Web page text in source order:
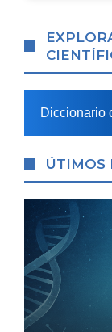
Diccionario
ÚTIMOS